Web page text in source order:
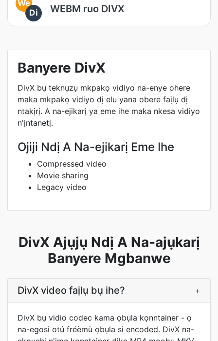
We
Di
WEBM ruo DIVX
Banyere DivX
DivX bụ teknụzụ mkpakọ vidiyo na-enye ohere
maka mkpakọ vidiyo dị elu yana obere faịlụ dị
ntakịrị. A na-ejikarị ya eme ihe maka nkesa vidiyo
n'ịntanetị.
Ojiji Ndị A Na-ejikarị Eme Ihe
Compressed video
Movie sharing
Legacy video
DivX Ajụjụ Ndị A Na-ajụkarị
Banyere Mgbanwe
DivX video faịlụ bụ ihe? +
DivX bụ vidio codec kama ọbụla kọnntainer - ọ
na-egosi otú fréèmù ọbụla si encoded. DivX na-